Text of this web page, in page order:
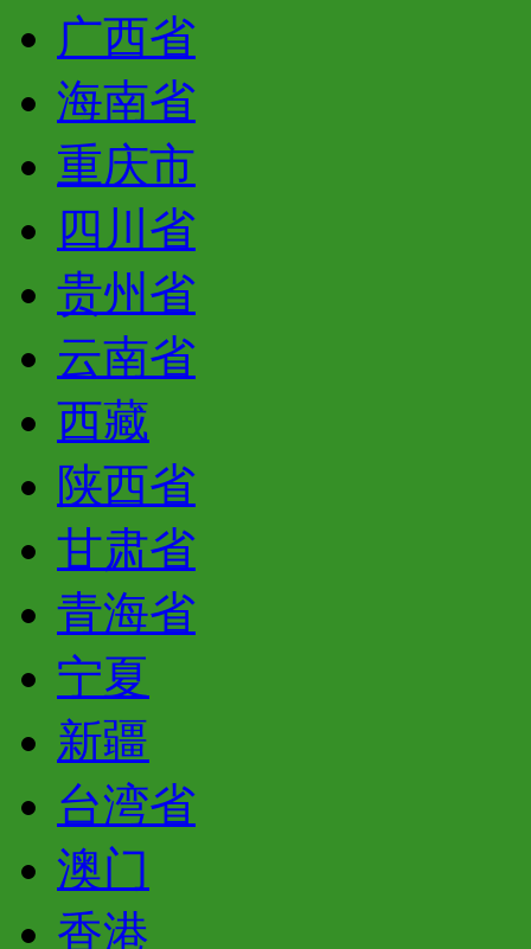
广西省
海南省
重庆市
四川省
贵州省
云南省
西藏
陕西省
甘肃省
青海省
宁夏
新疆
台湾省
澳门
香港